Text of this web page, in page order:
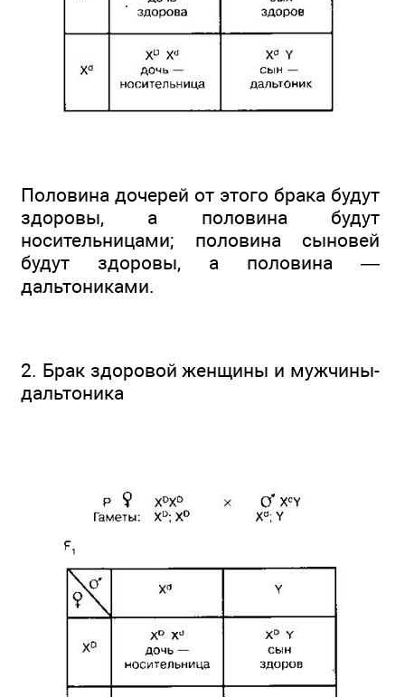
Половина дочерей от этого брака будут
здоровы, а половина будут
носительницами; половина сыновей
будут здоровы, а половина —
дальтониками.
2. Брак здоровой женщины и мужчины-
дальтоника